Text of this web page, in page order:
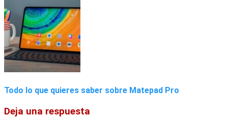
Todo lo que quieres saber sobre Matepad Pro
Deja una respuesta